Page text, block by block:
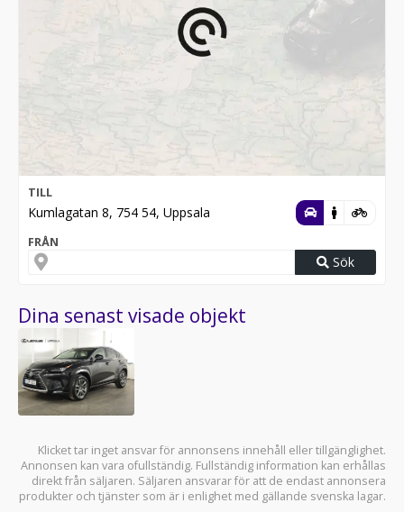
TILL
Kumlagatan 8, 754 54, Uppsala
FRÅN
Sök
Dina senast visade objekt
Klicket tar inget ansvar för annonsens innehåll eller tillgänglighet.
Annonsen kan vara ofullständig. Fullständig information kan erhållas
direkt från säljaren. Säljaren ansvarar för att de endast annonsera
produkter och tjänster som är i enlighet med gällande svenska lagar.